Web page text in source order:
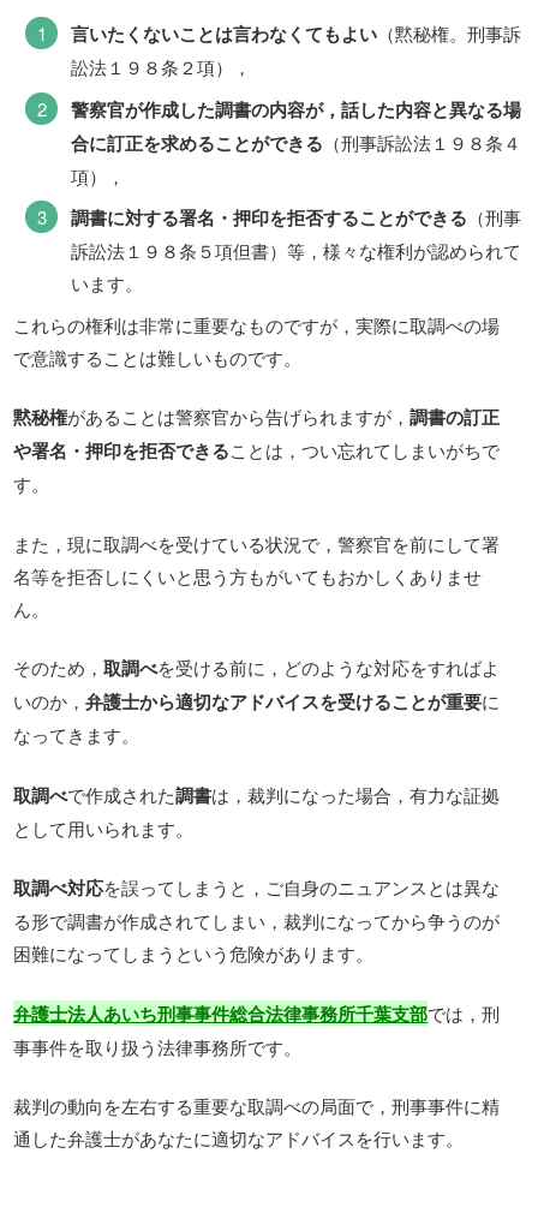
言いたくないことは言わなくてもよい（黙秘権。刑事訴
訟法１９８条２項），
警察官が作成した調書の内容が，話した内容と異なる場
合に訂正を求めることができる （刑事訴訟法１９８条４
項），
調書に対する署名・押印を拒否することができる （刑事
訴訟法１９８条５項但書）等，様々な権利が認められて
います。
これらの権利は非常に重要なものですが，実際に取調べの場
で意識することは難しいものです。
黙秘権があることは警察官から告げられますが，調書の訂正
や署名・押印を拒否できることは，つい忘れてしまいがちで
す。
また，現に取調べを受けている状況で，警察官を前にして署
名等を拒否しにくいと思う方もがいてもおかしくありませ
ん。
そのため，取調べを受ける前に，どのような対応をすればよ
いのか，弁護士から適切なアドバイスを受けることが重要に
なってきます。
取調べで作成された調書は，裁判になった場合，有力な証拠
として用いられます。
取調べ対応を誤ってしまうと，ご自身のニュアンスとは異な
る形で調書が作成されてしまい，裁判になってから争うのが
困難になってしまうという危険があります。
弁護士法人あいち刑事事件総合法律事務所千葉支部では，刑
事事件を取り扱う法律事務所です。
裁判の動向を左右する重要な取調べの局面で，刑事事件に精
通した弁護士があなたに適切なアドバイスを行います。